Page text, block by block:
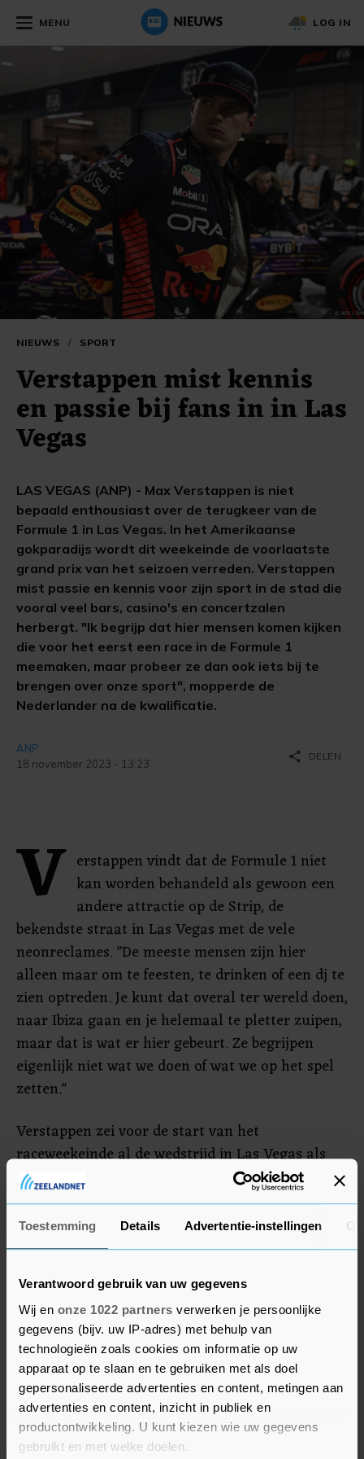
Toestemming Details Advertentie-instellingen
Verantwoord gebruik van uw gegevens
Wij en onze 1022 partners verwerken je persoonlijke
gegevens (bijv. uw IP-adres) met behulp van
technologieën zoals cookies om informatie op uw
apparaat op te slaan en te gebruiken met als doel
gepersonaliseerde advertenties en content, metingen aan
advertenties en content, inzicht in publiek en
productontwikkeling. U kunt kiezen wie uw gegevens
gebruikt en met welke doelen.
MENU LOG IN
NIEUWS / SPORT
Verstappen mist kennis
en passie bij fans in in Las
Vegas
LAS VEGAS (ANP) - Max Verstappen is niet
bepaald enthousiast over de terugkeer van de
Formule 1 in Las Vegas. In het Amerikaanse
gokparadijs wordt dit weekeinde de voorlaatste
grand prix van het seizoen verreden. Verstappen
mist passie en kennis voor zijn sport in de stad die
vooral veel bars, casino's en concertzalen
herbergt. "Ik begrijp dat hier mensen komen kijken
die voor het eerst een race in de Formule 1
meemaken, maar probeer ze dan ook iets bij te
brengen over onze sport", mopperde de
Nederlander na de kwalificatie.
ANP
18 november 2023 - 13:23
share DELEN
V erstappen vindt dat de Formule 1 niet
kan worden behandeld als gewoon een
andere attractie op de Strip, de
bekendste straat in Las Vegas met de vele
neonreclames. "De meeste mensen zijn hier
alleen maar om te feesten, te drinken of een dj te
zien optreden. Je kunt dat overal ter wereld doen,
naar Ibiza gaan en je helemaal te pletter zuipen,
maar dat is wat er hier gebeurt. Ze begrijpen
eigenlijk niet wat we doen of wat we op het spel
zetten."
Verstappen zei voor de start van het
raceweekeinde al de wedstrijd in Las Vegas als
"een combinatie van 99 procent show en 1
procent sport" te zien. "Sommige mensen zien de
show graag, maar ik vind het helemaal niet leuk.
Ik ben opgegroeid met het kijken naar sport en